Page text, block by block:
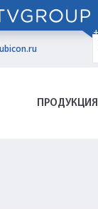
ПРОДУКЦИЯ